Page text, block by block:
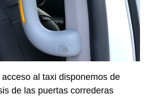
al taxi disponemos de
de las puertas correderas